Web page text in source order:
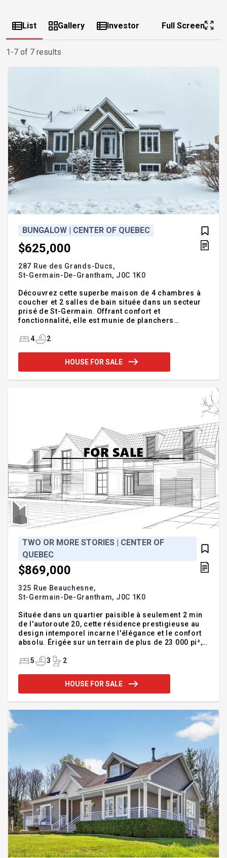
List Gallery Investor Full Screen
1-7 of 7 results
BUNGALOW | CENTER OF QUEBEC
$625,000
287 Rue des Grands-Ducs,
St-Germain-De-Grantham, J0C 1K0
Découvrez cette superbe maison de 4 chambres à
coucher et 2 salles de bain située dans un secteur
prisé de St-Germain. Offrant confort et
fonctionnalité, elle est munie de planchers
manger et salle de bain). Vous serez charmé par la
au sous-sol. Le grand sous-sol avec bar est idéal
pour recevoir. Le tout repose sur un terrain en coin
4 2
HOUSE FOR SALE
TWO OR MORE STORIES | CENTER OF
QUEBEC
$869,000
325 Rue Beauchesne,
St-Germain-De-Grantham, J0C 1K0
Située dans un quartier paisible à seulement 2 min
de l'autoroute 20, cette résidence prestigieuse au
design intemporel incarne l'élégance et le confort
absolu. Érigée sur un terrain de plus de 23 000 pi²,
propriétaire. Avec ses 5 chambres, dont 4 réunies
dotée de 2 walk-in et salle de bain privée, elle
répond aux attentes les plus exigeantes. Piscine
que mobilier inclus : tout est réuni pour que votre
fami
5 3 2
HOUSE FOR SALE